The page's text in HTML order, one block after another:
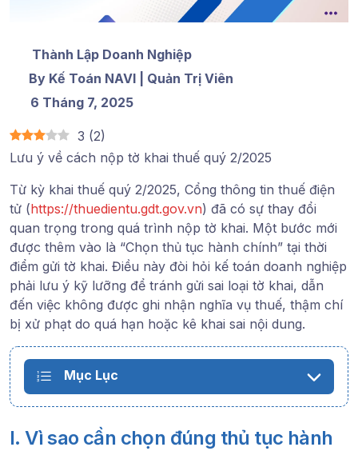
Thành Lập Doanh Nghiệp
By Kế Toán NAVI | Quản Trị Viên
6 Tháng 7, 2025
3 (2)
Lưu ý về cách nộp tờ khai thuế quý 2/2025
Từ kỳ khai thuế quý 2/2025, Cổng thông tin thuế điện
tử (https://thuedientu.gdt.gov.vn) đã có sự thay đổi
quan trọng trong quá trình nộp tờ khai. Một bước mới
được thêm vào là “Chọn thủ tục hành chính” tại thời
điểm gửi tờ khai. Điều này đòi hỏi kế toán doanh nghiệp
phải lưu ý kỹ lưỡng để tránh gửi sai loại tờ khai, dẫn
đến việc không được ghi nhận nghĩa vụ thuế, thậm chí
bị xử phạt do quá hạn hoặc kê khai sai nội dung.
Mục Lục
I. Vì sao cần chọn đúng thủ tục hành